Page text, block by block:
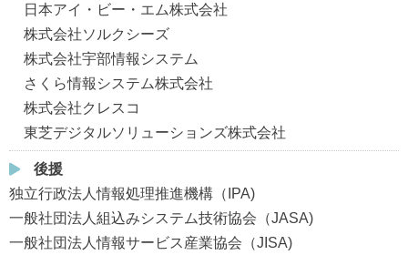
日本アイ・ビー・エム株式会社
株式会社ソルクシーズ
株式会社宇部情報システム
さくら情報システム株式会社
株式会社クレスコ
東芝デジタルソリューションズ株式会社
後援
独立行政法人情報処理推進機構（IPA)
一般社団法人組込みシステム技術協会（JASA)
一般社団法人情報サービス産業協会（JISA)